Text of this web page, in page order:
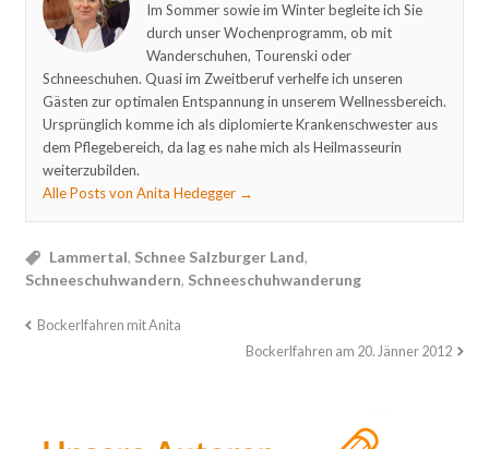
Im Sommer sowie im Winter begleite ich Sie
durch unser Wochenprogramm, ob mit
Wanderschuhen, Tourenski oder
Schneeschuhen. Quasi im Zweitberuf verhelfe ich unseren
Gästen zur optimalen Entspannung in unserem Wellnessbereich.
Ursprünglich komme ich als diplomierte Krankenschwester aus
dem Pflegebereich, da lag es nahe mich als Heilmasseurin
weiterzubilden.
Alle Posts von Anita Hedegger →
Lammertal, Schnee Salzburger Land,
Schneeschuhwandern, Schneeschuhwanderung
Bockerlfahren mit Anita
Bockerlfahren am 20. Jänner 2012